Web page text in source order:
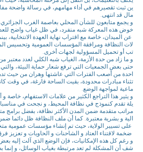
ين ثبت تقصيرهم في أداء مهامهم، في رسالة واضحة
مال قد انتهى.
و يجمع متابعون للشأن المحلي بعاصمة الغرب
خوض هذه المعركة شبه منفرد، في ظل غياب واضح
عن الميدان، خاصة مع اقتراب نهاية العهدة الانتخابية،
لات النظافة ومرافقة المؤسسات العمومية وتحسيس
تب أو تحميل المسؤولية لجهات أخرى.
و ما زاد من حدة الأزمة، الغياب شبه الكلي لعدد معتبر
حتى بعض الجمعيات التي ترفع شعار حماية البيئة،
احدة من أصعب الفترات التي عاشتها وهران من حيث
تثناء مبادرات محدودة، بقيت الساحة فارغة، في وقت
ماعية لمواجهة الوضع.
و يثير هذا التراجع الكثير من علامات الاستفهام،
يلة تقدم كنموذج في نظافة المحيط، و نجحت في
مراتب متقدمة ضمن المدن الأكثر نظافة، بفضل برامج
الية و بشرية معتبرة. كما أن ملف النظافة ظل دائما ضمن
على تسيير الولاية، حيث تم إنشاء مؤسسات عمومية
ضخمة لاقتناء العتاد و الشاحنات و الحاويات و تعزيز
و رغم كل هذه الإمكانيات، فإن الوضع الذي آلت إليه
شف أن المشكلة لم تعد مرتبطة بغياب الوسائل، و إنما